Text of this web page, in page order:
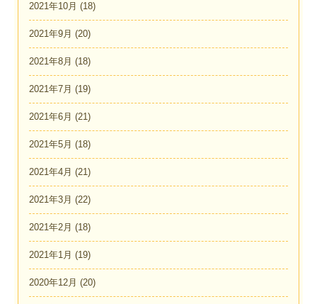
2021年10月 (18)
2021年9月 (20)
2021年8月 (18)
2021年7月 (19)
2021年6月 (21)
2021年5月 (18)
2021年4月 (21)
2021年3月 (22)
2021年2月 (18)
2021年1月 (19)
2020年12月 (20)